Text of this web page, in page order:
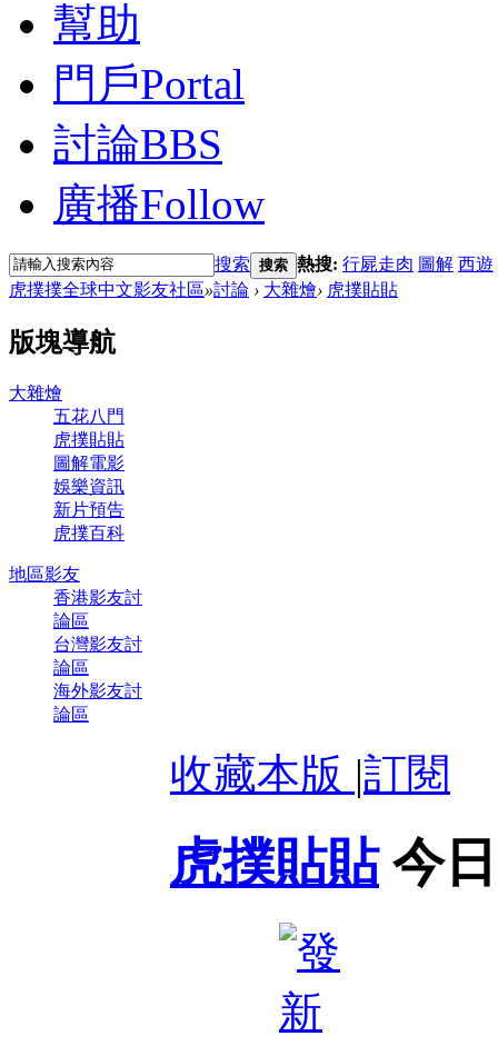
幫助
門戶Portal
討論BBS
廣播Follow
搜索 搜索 熱搜: 行屍走肉 圖解 西遊
虎撲撲全球中文影友社區»討論 › 大雜燴› 虎撲貼貼
版塊導航
大雜燴
五花八門
虎撲貼貼
圖解電影
娛樂資訊
新片預告
虎撲百科
地區影友
香港影友討
論區
台灣影友討
論區
海外影友討
論區
收藏本版 |訂閱
虎撲貼貼 今